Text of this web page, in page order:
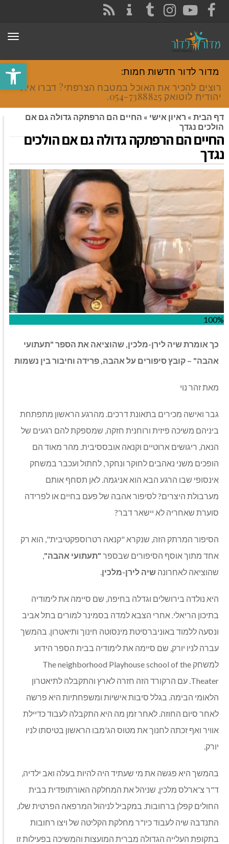
פתח
FACEBOOK
YOUTUBE
INSTAGRAM
TUMBLR
מדור לדור חדשות חמות:
רוצים להכיר את האוכל במטבח הצרפתי? דברו איתי
יהודית לוטואק 054-7388825.
דף הבית » ראיון אישי » החיים הם הרפתקה גדולה גם אם
הולכים נגדך
החיים הם הרפתקה גדולה גם אם הולכים
נגדך
100%
כך אומרת שיה לירן-מלכין, שהוציאה את הספר "תעתועי
אהבה" – קובץ סיפורים על אהבה, פרידה וחיבור בין נשמות
מאת זהר נוי
גבר ואישה מכירים בתאונת דרכים. מהרגע הראשון מתפתחת
ביניהם משיכה פיזית ורוחנית חזקה, שמספקת להם רגעים של
הנאה, ריגושים ארוטיים וקנאה אובססיבית. מהר מאוד הם
הופכים משני נאהבים לחוקר ונחקר, לחתול ועכבר במשחק
אינסופי שבו הרגע הבא הוא אניגמה. לאן תסחף אותם
מערבולת היצרים? לסיפור אהבה של פעם בחיים או לפרידה
סוערת שאחריה לא יישאר דבר?
הסיפור המרתק הזה, שנקרא "קנאה רטרוספקטיבית", הוא רק
אחד מתוך אוסף הסיפורים שבספר "תעתועי אהבה",
שהוציאה לאחרונה שיה לירן-מלכין.
היא נולדה בירושלים וגדלה בחיפה, שם סיימה את לימודיה
בתיכון הריאלי. אחרי הצבא למדה בסמינר למורים בתל אביב
ונסעה ללמוד באוניברסיטת מינסוטה חינוך ותיאטרון. בהמשך
עברה לניו יורק, שם סיימה את לימודיה בבית הספר הידוע
למשחק The neighborhood Playhouse school of the
Theater. עם הרקורד הזה חזרה לארץ והתקבלה לתיאטרון
הלאומי הבימה. בגלל סיבות אישיות ומשפחתיות היא פרשה
לאחר סיום החוזה. לאחר זמן מה היא התקבלה לעבוד כדיילת
אוויר ואף זכתה לחנוך את מטוס הג'מבו הראשון בטיסתו לניו
יורק.
בהמשך היא פגשה את מי שעתיד היה להיות בעלה ואב ילדיה,
ד"ר צ'ארלס מלכין, שניהל את המחלקה האורתופדית בבית
החולים קפלן ברחובות. במקביל לניהול המרפאה הפרטית שלו,
התנדבה שיה לעבוד כיו"ר מחלקת הקליטה של ויצו רחובות
בתקופת העלייה הגדולה מברית המועצות והמשיכה בפעילות זו